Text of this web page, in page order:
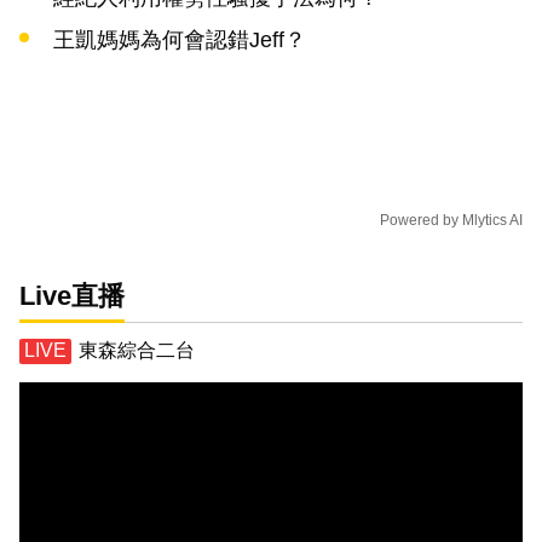
王凱媽媽為何會認錯Jeff？
Powered by Mlytics AI
Live直播
東森綜合二台